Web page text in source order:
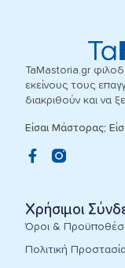
TaMastoria.gr
εκείνους τους
διακριθούν και να
Είσαι Μάστορας;
Χρήσιμοι
Όροι &
Πολιτική